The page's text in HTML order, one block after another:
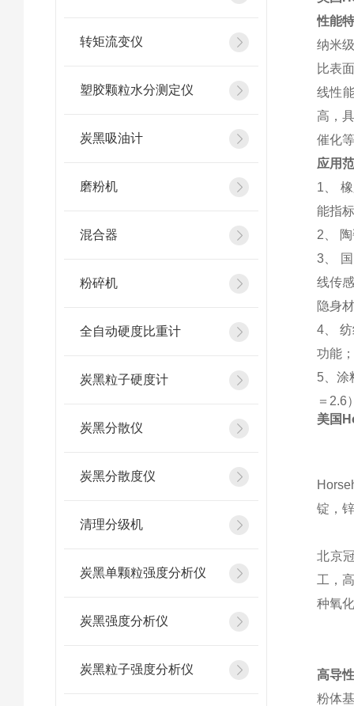
转矩流变仪
塑胶颗粒水分测定仪
炭黑吸油计
磨粉机
混合器
粉碎机
全自动硬度比重计
炭黑粒子硬度计
炭黑分散仪
炭黑分散度仪
清理分级机
炭黑单颗粒强度分析仪
炭黑强度分析仪
炭黑粒子强度分析仪
性能
纳米
比表
线性
高，
催化
应用
1、
能指
2、
3、
线传
隐身
4、
功能
5、涂
＝2.6
美国
锭，
北京
工，
种氧
高导
粉体